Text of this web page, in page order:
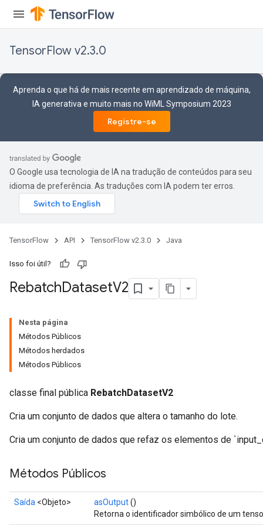
TensorFlow v2.3.0
Aprenda o que há de mais recente em aprendizado de máquina,
IA generativa e muito mais no WiML Symposium 2023
Registre-se
O Google usa tecnologia de IA na tradução de conteúdos para seu
idioma de preferência. As traduções com IA podem ter erros.
TensorFlow API TensorFlow v2.3.0 Java
Isso foi útil?
RebatchDatasetV2
Nesta página
Métodos Públicos
Métodos herdados
Métodos Públicos
classe final pública RebatchDatasetV2
Cria um conjunto de dados que altera o tamanho do lote.
Cria um conjunto de dados que refaz os elementos de
Métodos Públicos
Saída <Objeto> asOutput()
Retorna o identificador simbólico de um